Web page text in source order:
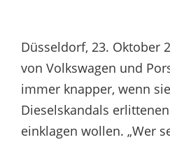
Düsseldorf, 23. Oktober
von Volkswagen und
immer knapper, wenn
Dieselskandals
einklagen wollen. „Wer